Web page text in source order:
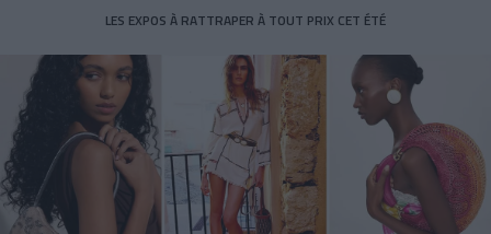
LES EXPOS À RATTRAPER À TOUT PRIX CET ÉTÉ